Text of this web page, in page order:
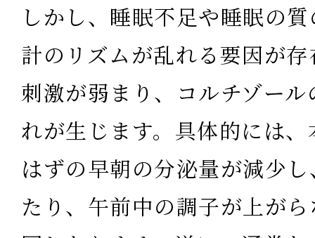
しかし、睡眠不足や睡眠の
計のリズムが乱れる要因が
刺激が弱まり、コルチゾー
れが生じます。具体的には
はずの早朝の分泌量が減少
たり、午前中の調子が上が